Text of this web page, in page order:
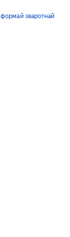
формай зваротнай